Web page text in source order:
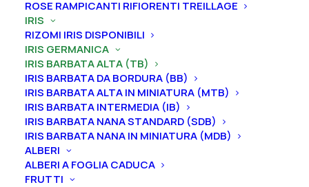
ROSE RAMPICANTI RIFIORENTI TREILLAGE
IRIS
RIZOMI IRIS DISPONIBILI
IRIS GERMANICA
IRIS BARBATA ALTA (TB)
IRIS BARBATA DA BORDURA (BB)
IRIS BARBATA ALTA IN MINIATURA (MTB)
IRIS BARBATA INTERMEDIA (IB)
IRIS BARBATA NANA STANDARD (SDB)
IRIS BARBATA NANA IN MINIATURA (MDB)
ALBERI
ALBERI A FOGLIA CADUCA
FRUTTI
definito, barbe color mandarino bruciato chiaro,
leggera fragranza dolce. Altezza 91. Fioritura
intermedia.
Iris in vasosono disponibili inqualsiasi periodo
mentre irizomidiIrissonodisponibili solo nel
periodo che vada luglio a settembre.